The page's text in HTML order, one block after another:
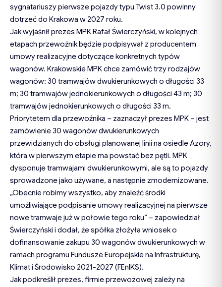
sygnatariuszy pierwsze pojazdy typu Twist 3.0 powinny
dotrzeć do Krakowa w 2027 roku.
Jak wyjaśnił prezes MPK Rafał Świerczyński, w kolejnych
etapach przewoźnik będzie podpisywał z producentem
umowy realizacyjne dotyczące konkretnych typów
wagonów. Krakowskie MPK chce zamówić trzy rodzajów
wagonów: 30 tramwajów dwukierunkowych o długości 33
m; 30 tramwajów jednokierunkowych o długości 43 m; 30
tramwajów jednokierunkowych o długości 33 m.
Priorytetem dla przewoźnika – zaznaczył prezes MPK – jest
zamówienie 30 wagonów dwukierunkowych
przewidzianych do obsługi planowanej linii na osiedle Azory,
która w pierwszym etapie ma powstać bez pętli. MPK
dysponuje tramwajami dwukierunkowymi, ale są to pojazdy
sprowadzone jako używane, a następnie zmodernizowane.
„Obecnie robimy wszystko, aby znaleźć środki
umożliwiające podpisanie umowy realizacyjnej na pierwsze
nowe tramwaje już w połowie tego roku” – zapowiedział
Świerczyński i dodał, że spółka złożyła wniosek o
dofinansowanie zakupu 30 wagonów dwukierunkowych w
ramach programu Fundusze Europejskie na Infrastrukturę,
Klimat i Środowisko 2021-2027 (FEnIKS).
Jak podkreślił prezes, firmie przewozowej zależy na